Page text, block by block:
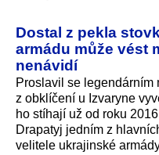
Dostal z pekla
armádu může vést
nenávidí
Proslavil se legendárním
z obklíčení u Izvaryne
ho stíhají už od roku
Drapatyj jedním z
velitele ukrajinské